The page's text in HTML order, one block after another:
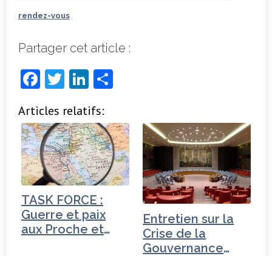
rendez-vous
Partager cet article :
F
c
e
b
o
o
k
T
it
t
e
r
Li
k
e
dI
n
ta
g
e
r
Articles relatifs:
TASK FORCE :
Guerre et paix
aux Proche et
Entretien sur la
Crise de la
Gouvernance